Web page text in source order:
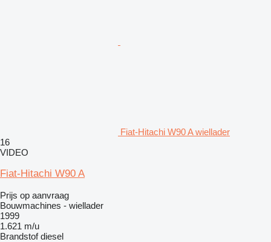
Fiat-Hitachi W90 A wiellader
16
VIDEO
Fiat-Hitachi W90 A
Prijs op aanvraag
Bouwmachines - wiellader
1999
1.621 m/u
Brandstof diesel